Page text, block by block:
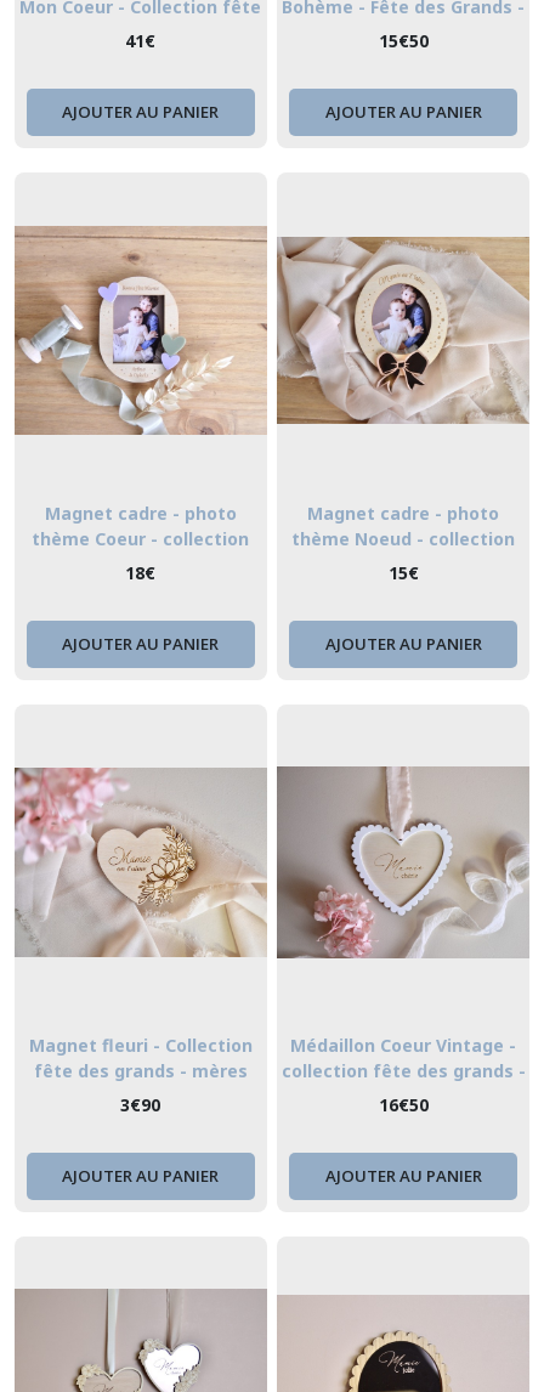
Mon Coeur - Collection fête
des grands - mères
41€
AJOUTER AU PANIER
Bohème - Fête des Grands -
mères
15€50
AJOUTER AU PANIER
Magnet cadre - photo
thème Coeur - collection
fête des grands - mères
18€
AJOUTER AU PANIER
Magnet cadre - photo
thème Noeud - collection
fête des grands - mères
15€
AJOUTER AU PANIER
Magnet fleuri - Collection
fête des grands - mères
3€90
AJOUTER AU PANIER
Médaillon Coeur Vintage -
collection fête des grands -
mères
16€50
AJOUTER AU PANIER